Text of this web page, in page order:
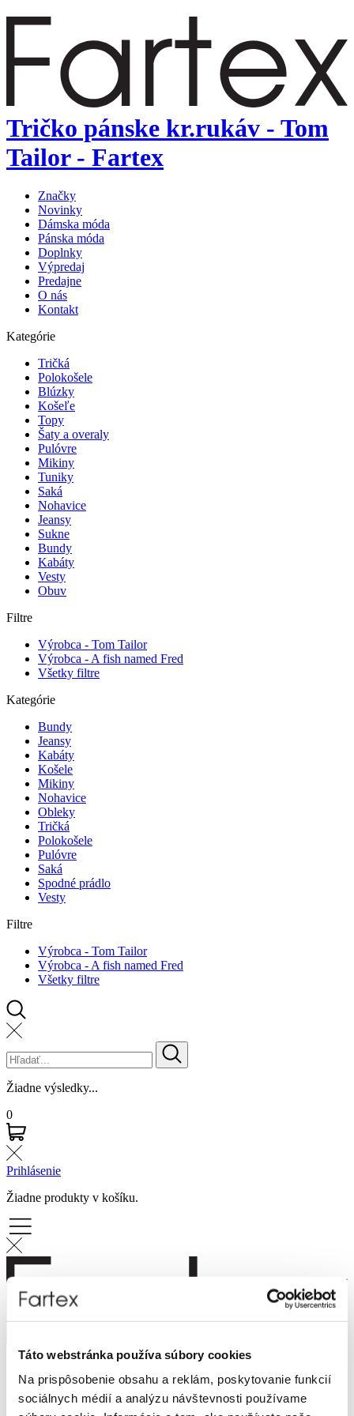
Táto webstránka používa súbory cookies
Na prispôsobenie obsahu a reklám, poskytovanie funkcií
sociálnych médií a analýzu návštevnosti používame
Tričko pánske kr.rukáv - Tom
Tailor - Fartex
Značky
Novinky
Dámska móda
Pánska móda
Doplnky
Výpredaj
Predajne
O nás
Kontakt
Kategórie
Tričká
Polokošele
Blúzky
Košeľe
Topy
Šaty a overaly
Pulóvre
Mikiny
Tuniky
Saká
Nohavice
Jeansy
Sukne
Bundy
Kabáty
Vesty
Obuv
Filtre
Výrobca - Tom Tailor
Výrobca - A fish named Fred
Všetky filtre
Kategórie
Bundy
Jeansy
Kabáty
Košele
Mikiny
Nohavice
Obleky
Tričká
Polokošele
Pulóvre
Saká
Spodné prádlo
Vesty
Filtre
Výrobca - Tom Tailor
Výrobca - A fish named Fred
Všetky filtre
Žiadne výsledky...
0
Prihlásenie
Žiadne produkty v košíku.
Novinky
Dámska móda
Pánska móda